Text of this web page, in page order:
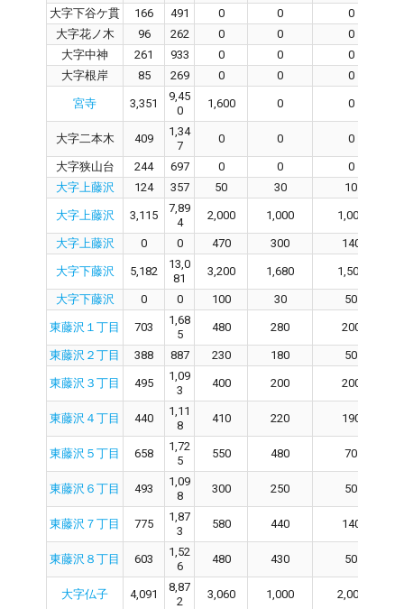
大字下谷ケ貫
166 491 0 0
0
大字花ノ木
96 262 0 0
0
大字中神
261 933 0 0
0
大字根岸
85 269 0 0 0
宮寺 3,351
9,45
0
1,600 0 0
大字二本木 409
1,34
7
0 0 0
大字狭山台 244 697 0 0
0
大字上藤沢
124 357 50 30 10
大字上藤沢 3,115
7,89
4
2,000 1,000 1,000
大字上藤沢 0 0 470 300 140
大字下藤沢 5,182
13,0
81
3,200 1,680 1,500
大字下藤沢 0 0 100 30 50
東藤沢１丁目 703
1,68
5
480 280 200
東藤沢２丁目 388 887 230 180 50
東藤沢３丁目 495
1,09
3
400 200 200
東藤沢４丁目 440
1,11
8
410 220 190
東藤沢５丁目 658
1,72
5
550 480 70
東藤沢６丁目 493
1,09
8
300 250 50
東藤沢７丁目 775
1,87
3
580 440 140
東藤沢８丁目 603
1,52
6
480 430 50
大字仏子 4,091
8,87
2
3,060 1,000 2,000